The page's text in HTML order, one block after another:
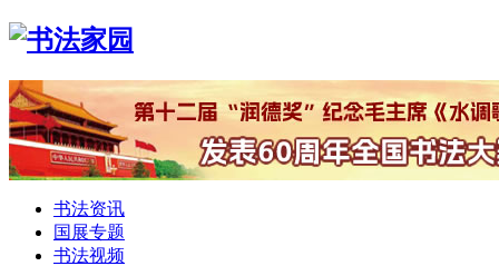
书法资讯
国展专题
书法视频